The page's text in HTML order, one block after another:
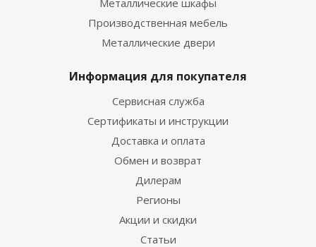
Металлические шкафы
Производственная мебель
Металлические двери
Информация для покупателя
Сервисная служба
Сертификаты и инструкции
Доставка и оплата
Обмен и возврат
Дилерам
Регионы
Акции и скидки
Статьи